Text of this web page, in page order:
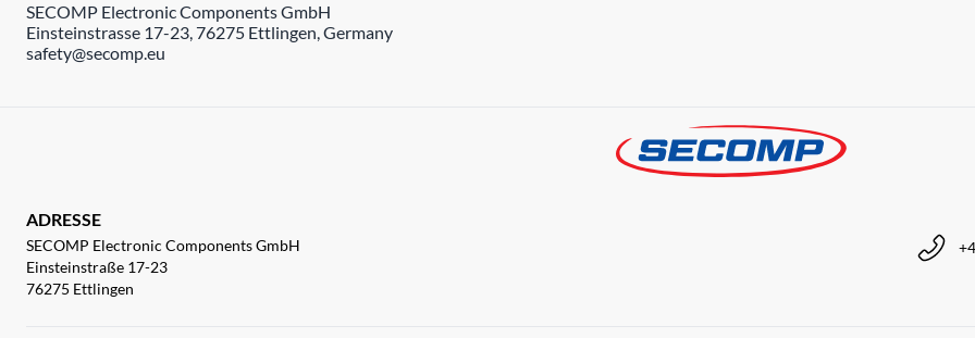
SECOMP Electronic Components GmbH
Einsteinstrasse 17-23, 76275 Ettlingen, Germany
safety@secomp.eu
ADRESSE
SECOMP Electronic Components GmbH
Einsteinstraße 17-23
76275 Ettlingen